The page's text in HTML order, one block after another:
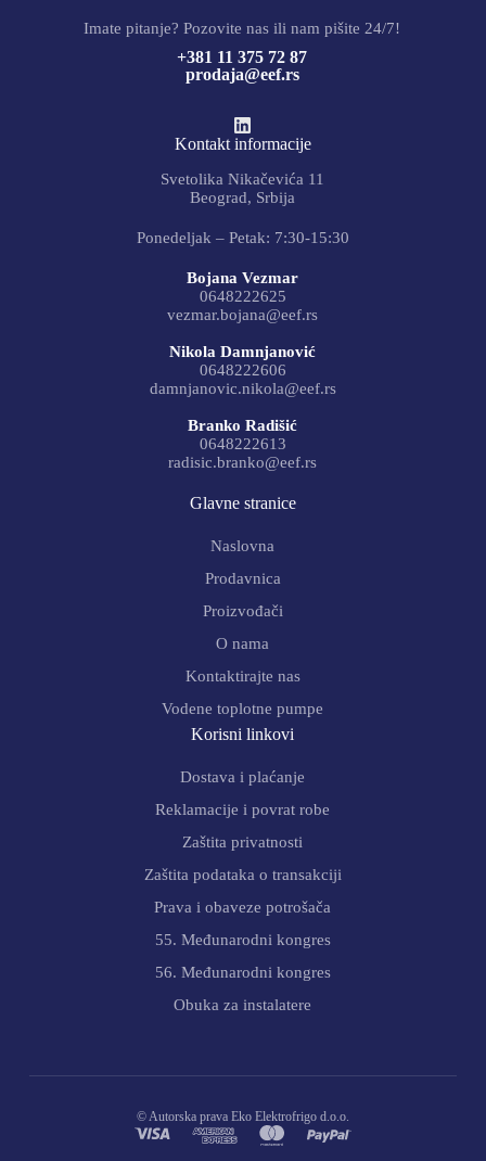
Imate pitanje? Pozovite nas ili nam pišite 24/7!
+381 11 375 72 87
prodaja@eef.rs
Kontakt informacije
Svetolika Nikačevića 11
Beograd, Srbija
Ponedeljak – Petak: 7:30-15:30
Bojana Vezmar
0648222625
vezmar.bojana@eef.rs
Nikola Damnjanović
0648222606
damnjanovic.nikola@eef.rs
Branko Radišić
0648222613
radisic.branko@eef.rs
Glavne stranice
Naslovna
Prodavnica
Proizvođači
O nama
Kontaktirajte nas
Vodene toplotne pumpe
Korisni linkovi
Dostava i plaćanje
Reklamacije i povrat robe
Zaštita privatnosti
Zaštita podataka o transakciji
Prava i obaveze potrošača
55. Međunarodni kongres
56. Međunarodni kongres
Obuka za instalatere
© Autorska prava Eko Elektrofrigo d.o.o.